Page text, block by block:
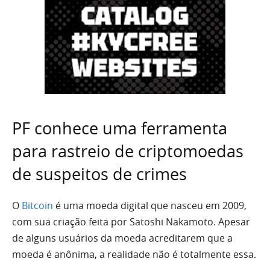
PF conhece uma ferramenta
para rastreio de criptomoedas
de suspeitos de crimes
O Bitcoin é uma moeda digital que nasceu em 2009,
com sua criação feita por Satoshi Nakamoto. Apesar
de alguns usuários da moeda acreditarem que a
moeda é anônima, a realidade não é totalmente essa.